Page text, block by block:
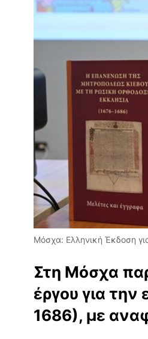
Μόσχα: Ελληνική Έκδοση
Στη Μόσχα
έργου για
1686), με